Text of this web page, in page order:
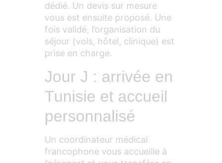
dédié. Un devis sur mesure
vous est ensuite proposé. Une
fois validé, l’organisation du
séjour (vols, hôtel, clinique) est
prise en charge.
Jour J : arrivée en
Tunisie et accueil
personnalisé
Un coordinateur médical
francophone vous accueille à